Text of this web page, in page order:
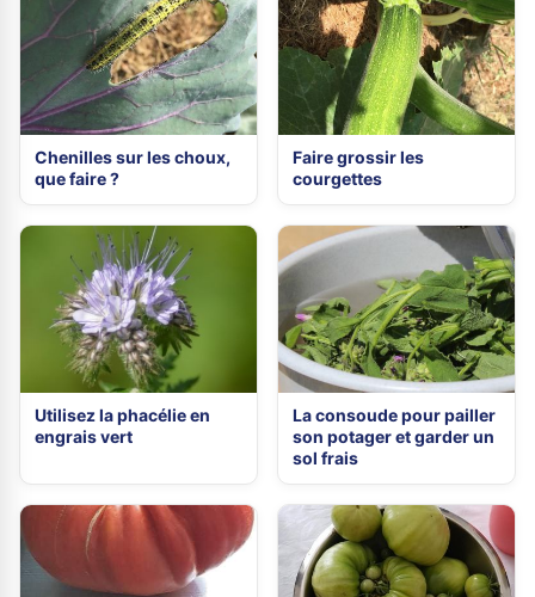
Chenilles sur les choux,
que faire ?
Faire grossir les
courgettes
Utilisez la phacélie en
engrais vert
La consoude pour pailler
son potager et garder un
sol frais